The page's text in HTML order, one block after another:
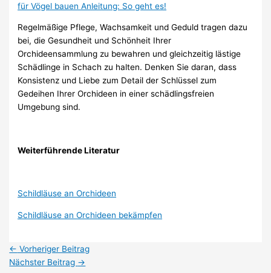
für Vögel bauen Anleitung: So geht es!
Regelmäßige Pflege, Wachsamkeit und Geduld tragen dazu
bei, die Gesundheit und Schönheit Ihrer
Orchideensammlung zu bewahren und gleichzeitig lästige
Schädlinge in Schach zu halten. Denken Sie daran, dass
Konsistenz und Liebe zum Detail der Schlüssel zum
Gedeihen Ihrer Orchideen in einer schädlingsfreien
Umgebung sind.
Weiterführende Literatur
Schildläuse an Orchideen
Schildläuse an Orchideen bekämpfen
← Vorheriger Beitrag
Nächster Beitrag →